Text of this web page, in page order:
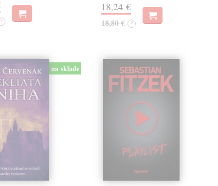
?
18,24 €
18,80 € ?
na sklade